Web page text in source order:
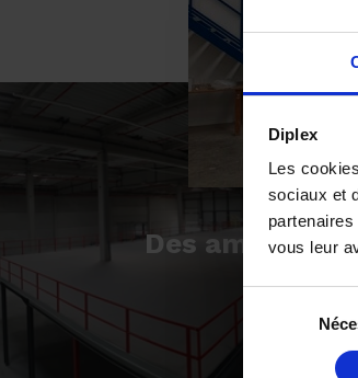
Diplex
Les
sociaux et
vous leur
consentement
Des
dans